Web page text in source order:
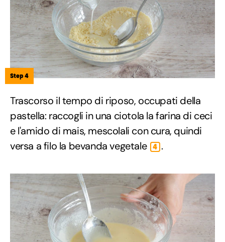
Step 4
Trascorso il tempo di riposo, occupati della
pastella: raccogli in una ciotola la farina di ceci
e l'amido di mais, mescolali con cura, quindi
versa a filo la bevanda vegetale
4 .